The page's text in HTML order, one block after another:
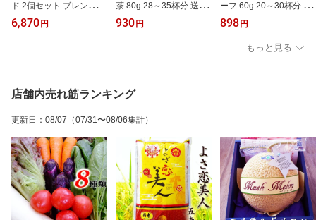
ド 2個セット ブレンドN
o.1×1個 マイルドテイス
ト×1個 ブルーマウンテ
ルマン ジャマイカ ブル
ーマウンテン山脈
6,870 円
茶 80g 28～35杯分 送料
無料 高知産茶葉100% 土
佐茶 国産 茶葉 高知産10
930 円
ーフ 60g 20～30杯分 送
料無料 高知産茶葉100%
和紅茶 国産紅茶 茶葉 高
知産100％ ストレートテ
ィー 渋くない 甘み 香り
898 円
もっと見る
店舗内売れ筋ランキング
更新日 ： 08/07 （07/31〜08/06集計）